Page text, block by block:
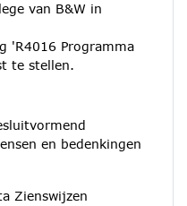
van B&W in
'R4016 Programma
te stellen.
en bedenkingen
Zienswijzen